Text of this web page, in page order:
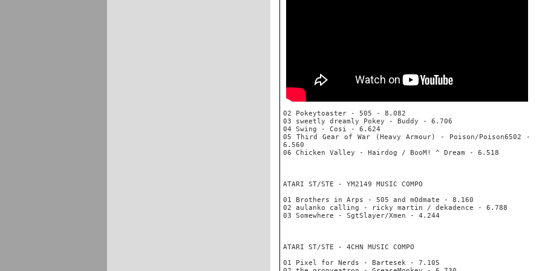
02 Pokeytoaster - 505 - 8.082
03 sweetly dreamly Pokey - Buddy - 6.706
04 Swing - Cosi - 6.624
05 Third Gear of War (Heavy Armour) - Poison/Poison6502 -
6.560
06 Chicken Valley - Hairdog / BooM! ^ Dream - 6.518
ATARI ST/STE - YM2149 MUSIC COMPO
01 Brothers in Arps - 505 and mOdmate - 8.160
02 aulanko calling - ricky martin / dekadence - 6.788
03 Somewhere - SgtSlayer/Xmen - 4.244
ATARI ST/STE - 4CHN MUSIC COMPO
01 Pixel for Nerds - Bartesek - 7.105